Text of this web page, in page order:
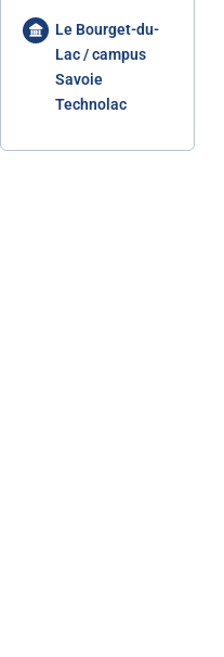
Le Bourget-du-
Lac / campus
Savoie
Technolac